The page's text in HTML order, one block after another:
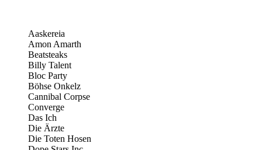
Aaskereia
Amon Amarth
Beatsteaks
Billy Talent
Bloc Party
Böhse Onkelz
Cannibal Corpse
Converge
Das Ich
Die Ärzte
Die Toten Hosen